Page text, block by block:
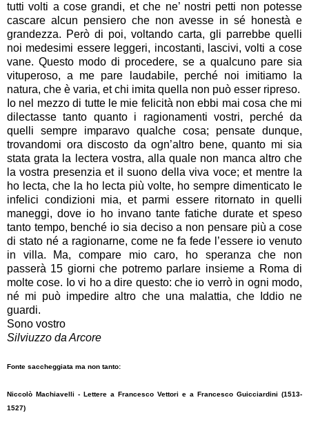
tutti volti a cose grandi, et che ne’ nostri petti non potesse
cascare alcun pensiero che non avesse in sé honestà e
grandezza. Però di poi, voltando carta, gli parrebbe quelli
noi medesimi essere leggeri, incostanti, lascivi, volti a cose
vane. Questo modo di procedere, se a qualcuno pare sia
vituperoso, a me pare laudabile, perché noi imitiamo la
natura, che è varia, et chi imita quella non può esser ripreso.
Io nel mezzo di tutte le mie felicità non ebbi mai cosa che mi
dilectasse tanto quanto i ragionamenti vostri, perché da
quelli sempre imparavo qualche cosa; pensate dunque,
trovandomi ora discosto da ogn’altro bene, quanto mi sia
stata grata la lectera vostra, alla quale non manca altro che
la vostra presenzia et il suono della viva voce; et mentre la
ho lecta, che la ho lecta più volte, ho sempre dimenticato le
infelici condizioni mia, et parmi essere ritornato in quelli
maneggi, dove io ho invano tante fatiche durate et speso
tanto tempo, benché io sia deciso a non pensare più a cose
di stato né a ragionarne, come ne fa fede l’essere io venuto
in villa. Ma, compare mio caro, ho speranza che non
passerà 15 giorni che potremo parlare insieme a Roma di
molte cose. Io vi ho a dire questo: che io verrò in ogni modo,
né mi può impedire altro che una malattia, che Iddio ne
guardi.
Sono vostro
Silviuzzo da Arcore
Fonte saccheggiata ma non tanto:
Niccolò Machiavelli - Lettere a Francesco Vettori e a Francesco Guicciardini (1513-
1527)